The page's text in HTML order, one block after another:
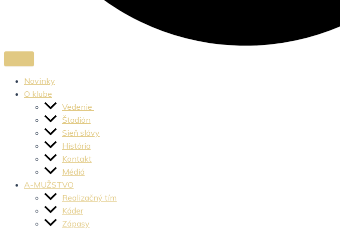
Novinky
O klube
Vedenie
Štadión
Sieň slávy
História
Kontakt
Médiá
A-MUŽSTVO
Realizačný tím
Káder
Zápasy